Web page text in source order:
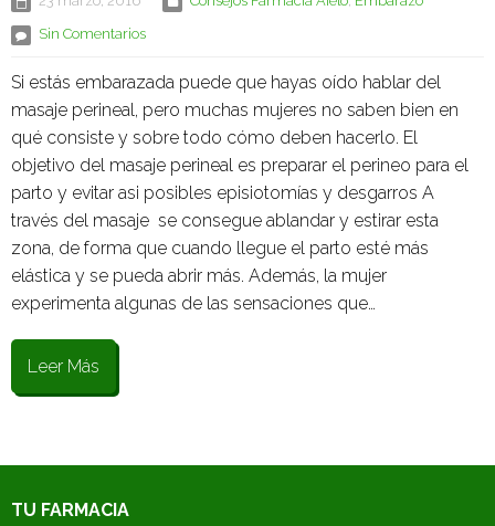
Sin Comentarios
Si estás embarazada puede que hayas oído hablar del
masaje perineal, pero muchas mujeres no saben bien en
qué consiste y sobre todo cómo deben hacerlo. El
objetivo del masaje perineal es preparar el perineo para el
parto y evitar asi posibles episiotomías y desgarros A
través del masaje se consegue ablandar y estirar esta
zona, de forma que cuando llegue el parto esté más
elástica y se pueda abrir más. Además, la mujer
experimenta algunas de las sensaciones que…
Leer Más
TU FARMACIA